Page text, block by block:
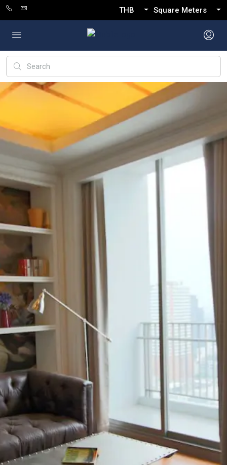
THB Square Meters